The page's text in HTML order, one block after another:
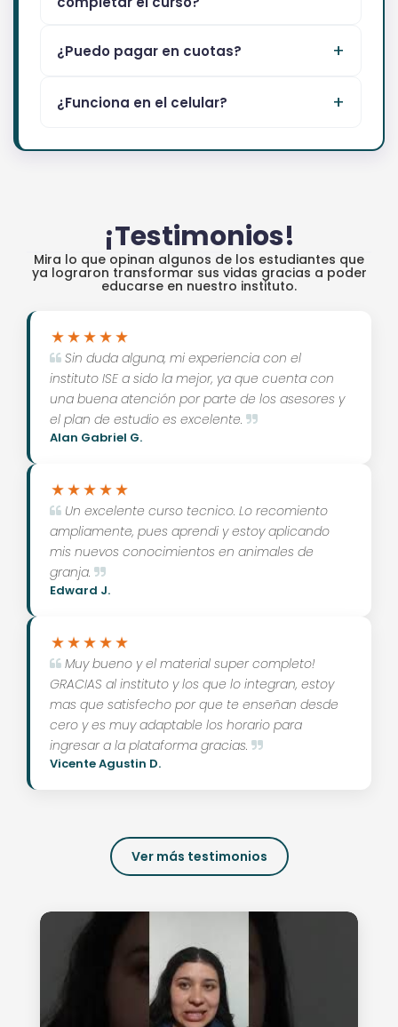
¿Puedo pagar en cuotas?
¿Funciona en el celular?
¡Testimonios!
Mira lo que opinan algunos de los estudiantes que
ya lograron transformar sus vidas gracias a poder
educarse en nuestro instituto.
Sin duda alguna, mi experiencia con el
instituto ISE a sido la mejor, ya que cuenta con
una buena atención por parte de los asesores y
el plan de estudio es excelente.
Alan Gabriel G.
Un excelente curso tecnico. Lo recomiento
ampliamente, pues aprendi y estoy aplicando
mis nuevos conocimientos en animales de
granja.
Edward J.
Muy bueno y el material super completo!
GRACIAS al instituto y los que lo integran, estoy
mas que satisfecho por que te enseñan desde
cero y es muy adaptable los horario para
ingresar a la plataforma gracias.
Vicente Agustin D.
Ver más testimonios